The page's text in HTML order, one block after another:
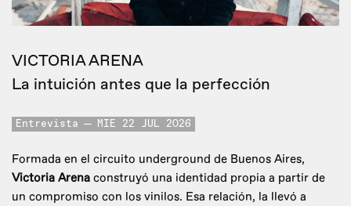
VICTORIA ARENA
La intuición antes que la perfección
Entrevista MIE 22 JUL 2026
Formada en el circuito underground de Buenos Aires,
Victoria Arena construyó una identidad propia a partir de
un compromiso con los vinilos. Esa relación, la llevó a